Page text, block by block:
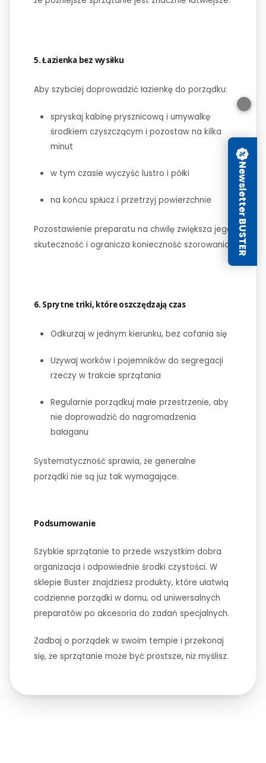
5. Łazienka bez wysiłku
Aby szybciej doprowadzić łazienkę do porządku:
spryskaj kabinę prysznicową i umywalkę
środkiem czyszczącym i pozostaw na kilka
minut
w tym czasie wyczyść lustro i półki
na końcu spłucz i przetrzyj powierzchnie
Pozostawienie preparatu na chwilę zwiększa jego
skuteczność i ogranicza konieczność szorowania.
6. Sprytne triki, które oszczędzają czas
Odkurzaj w jednym kierunku, bez cofania się
Używaj worków i pojemników do segregacji
rzeczy w trakcie sprzątania
Regularnie porządkuj małe przestrzenie, aby
nie doprowadzić do nagromadzenia
bałaganu
Systematyczność sprawia, że generalne
porządki nie są już tak wymagające.
Podsumowanie
Szybkie sprzątanie to przede wszystkim dobra
organizacja i odpowiednie środki czystości. W
sklepie Buster znajdziesz produkty, które ułatwią
codzienne porządki w domu, od uniwersalnych
preparatów po akcesoria do zadań specjalnych.
Zadbaj o porządek w swoim tempie i przekonaj
się, że sprzątanie może być prostsze, niż myślisz.
Newsletter BUSTER